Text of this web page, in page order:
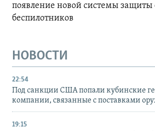
появление новой системы защиты
беспилотников
НОВОСТИ
22:54
Под санкции США попали кубинские
компании, связанные с поставками
19:15